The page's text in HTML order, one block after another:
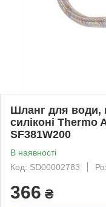
Шланг для води,
силіконі
SF381W200
В наявності
Код: SD00002783
366 ₴